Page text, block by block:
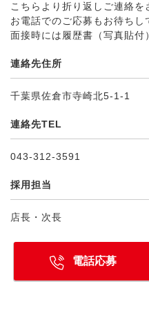
こちらより折り返しご連絡を
お電話でのご応募もお待ちし
面接時には履歴書（写真貼付
連絡先住所
千葉県佐倉市寺崎北5-1-1
連絡先TEL
043-312-3591
採用担当
店長・次長
電話応募